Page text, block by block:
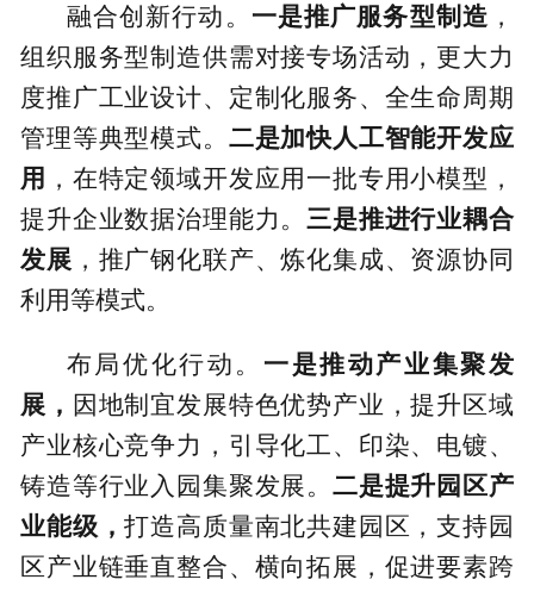
融合创新行动。 一是推广服务型制造，
组织服务型制造供需对接专场活动，更大力
度推广工业设计、定制化服务、全生命周期
管理等典型模式。 二是加快人工智能开发应
用 ，在特定领域开发应用一批专用小模型，
提升企业数据治理能力。三是推进行业耦合
发展 ，推广钢化联产、炼化集成、资源协同
利用等模式。
布局优化行动。 一是推动产业集聚发
展， 因地制宜发展特色优势产业，提升区域
产业核心竞争力，引导化工、印染、电镀、
铸造等行业入园集聚发展。 二是提升园区产
业能级，打造高质量南北共建园区，支持园
区产业链垂直整合、横向拓展，促进要素跨